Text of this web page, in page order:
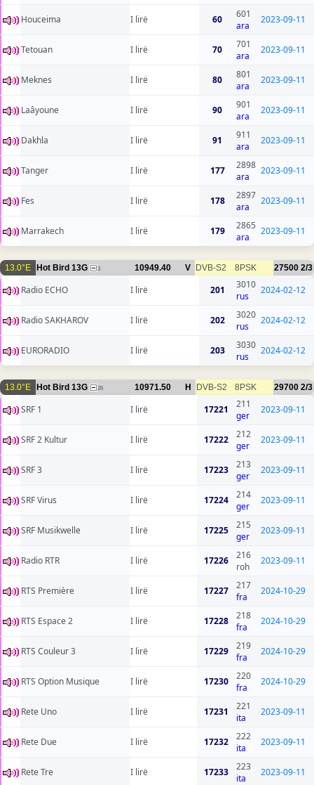
Houceima I lirë 60
601
ara
2023-09-11
Tetouan I lirë 70
701
ara
2023-09-11
Meknes I lirë 80
801
ara
2023-09-11
Laâyoune I lirë 90
901
ara
2023-09-11
Dakhla I lirë 91
911
ara
2023-09-11
Tanger I lirë 177
2898
ara
2023-09-11
Fes I lirë 178
2897
ara
2023-09-11
Marrakech I lirë 179
2865
ara
2023-09-11
13.0°E Hot Bird 13G 3 10949.40 V DVB-S2 8PSK 27500 2/3
Radio ECHO I lirë 201
3010
rus
2024-02-12
Radio SAKHAROV I lirë 202
3020
rus
2024-02-12
EURORADIO I lirë 203
3030
rus
2024-02-12
13.0°E Hot Bird 13G 26 10971.50 H DVB-S2 8PSK 29700 2/3
SRF 1 I lirë 17221
211
ger
2023-09-11
SRF 2 Kultur I lirë 17222
212
ger
2023-09-11
SRF 3 I lirë 17223
213
ger
2023-09-11
SRF Virus I lirë 17224
214
ger
2023-09-11
SRF Musikwelle I lirë 17225
215
ger
2023-09-11
Radio RTR I lirë 17226
216
roh
2023-09-11
RTS Première I lirë 17227
217
fra
2024-10-29
RTS Espace 2 I lirë 17228
218
fra
2024-10-29
RTS Couleur 3 I lirë 17229
219
fra
2024-10-29
RTS Option Musique I lirë 17230
220
fra
2024-10-29
Rete Uno I lirë 17231
221
ita
2023-09-11
Rete Due I lirë 17232
222
ita
2023-09-11
Rete Tre I lirë 17233
223
ita
2023-09-11